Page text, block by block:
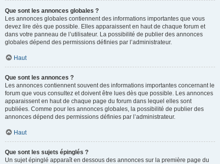
Que sont les annonces globales ?
Les annonces globales contiennent des informations importantes que vous
devez lire dès que possible. Elles apparaissent en haut de chaque forum et
dans votre panneau de l’utilisateur. La possibilité de publier des annonces
globales dépend des permissions définies par l’administrateur.
Haut
Que sont les annonces ?
Les annonces contiennent souvent des informations importantes concernant le
forum que vous consultez et doivent être lues dès que possible. Les annonces
apparaissent en haut de chaque page du forum dans lequel elles sont
publiées. Comme pour les annonces globales, la possibilité de publier des
annonces dépend des permissions définies par l’administrateur.
Haut
Que sont les sujets épinglés ?
Un sujet épinglé apparaît en dessous des annonces sur la première page du